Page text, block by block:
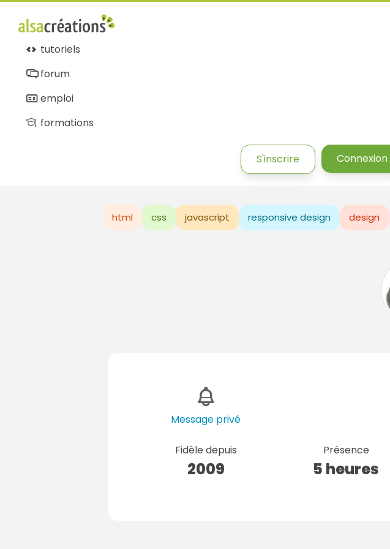
tutoriels
forum
emploi
formations
S'inscrire Connexion
html css javascript responsive design design
Message privé
Fidèle depuis
2009
Présence
5 heures